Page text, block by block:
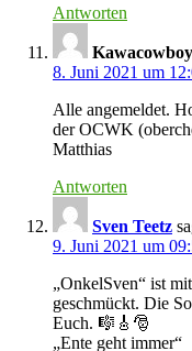
Antworten
Kawacowboy
8. Juni 2021 um
Alle angemeldet.
der OCWK
Matthias
Antworten
Sven Teetz
9. Juni 2021 um
„OnkelSven“ ist
geschmückt. Die
Euch. 🎼🎸🎅
„Ente geht immer“